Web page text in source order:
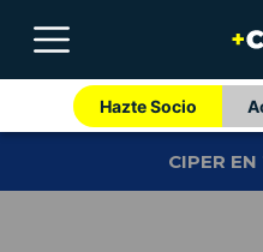
Hazte Socio
CIPER